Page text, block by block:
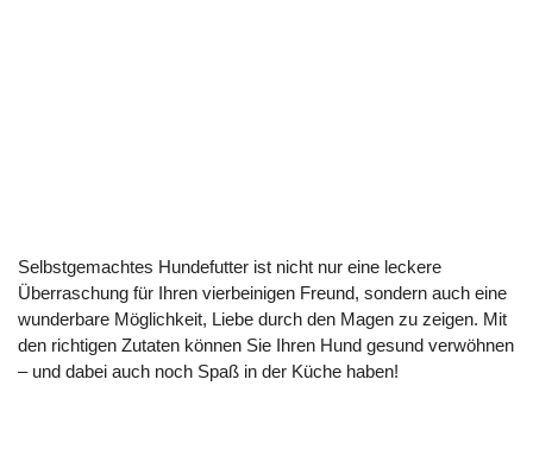
Selbstgemachtes Hundefutter ist nicht nur eine leckere
Überraschung für Ihren vierbeinigen Freund, sondern auch eine
wunderbare Möglichkeit, Liebe durch den Magen zu zeigen. Mit
den richtigen Zutaten können Sie Ihren Hund gesund verwöhnen
– und dabei auch noch Spaß in der Küche haben!